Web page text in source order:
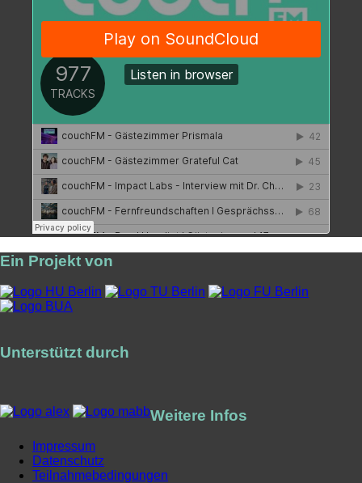
Ein Projekt von
Unterstützt durch
Weitere Infos
Impressum
Datenschutz
Teilnahmebedingungen